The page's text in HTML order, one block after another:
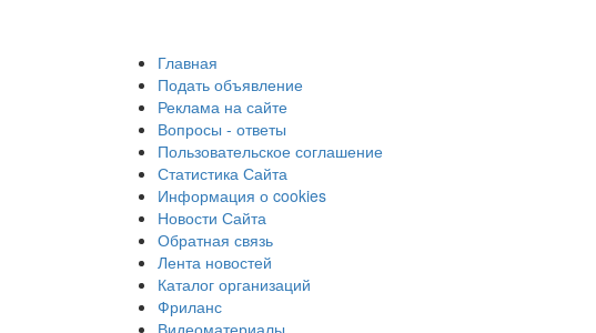
Главная
Подать объявление
Реклама на сайте
Вопросы - ответы
Пользовательское соглашение
Статистика Сайта
Информация о cookies
Новости Сайта
Обратная связь
Лента новостей
Каталог организаций
Фриланс